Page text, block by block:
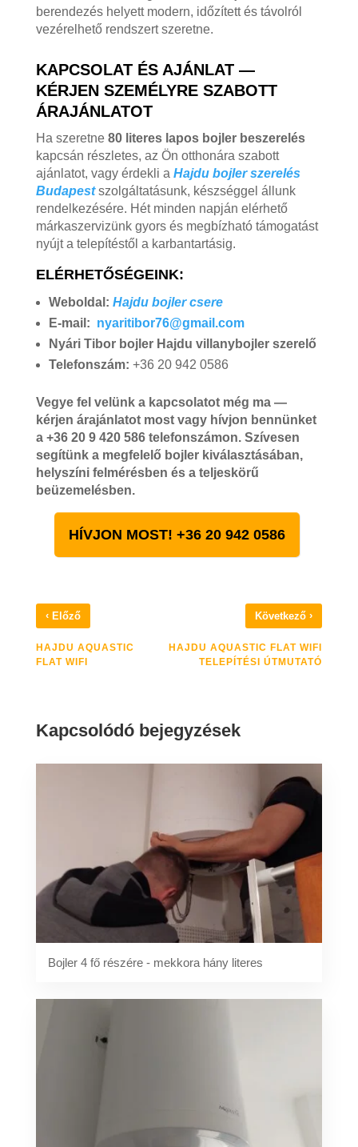
berendezés helyett modern, időzített és távolról
vezérelhető rendszert szeretne.
KAPCSOLAT ÉS AJÁNLAT —
KÉRJEN SZEMÉLYRE SZABOTT
ÁRAJÁNLATOT
Ha szeretne 80 literes lapos bojler beszerelés
kapcsán részletes, az Ön otthonára szabott
ajánlatot, vagy érdekli a Hajdu bojler szerelés
Budapestszolgáltatásunk, készséggel állunk
rendelkezésére. Hét minden napján elérhető
márkaszervizünk gyors és megbízható támogatást
nyújt a telepítéstől a karbantartásig.
ELÉRHETŐSÉGEINK:
Weboldal: Hajdu bojler csere
E-mail: nyaritibor76@gmail.com
Nyári Tibor bojler Hajdu villanybojler szerelő
Telefonszám: +36 20 942 0586
Vegye fel velünk a kapcsolatot még ma —
kérjen árajánlatot most vagy hívjon bennünket
a +36 20 9 420 586 telefonszámon. Szívesen
segítünk a megfelelő bojler kiválasztásában,
helyszíni felmérésben és a teljeskörű
beüzemelésben.
HÍVJON MOST! +36 20 942 0586
‹Előző
HAJDU AQUASTIC
FLAT WIFI
Következő›
HAJDU AQUASTIC FLAT WIFI
TELEPÍTÉSI ÚTMUTATÓ
Kapcsolódó bejegyzések
Bojler 4 fő részére - mekkora hány literes